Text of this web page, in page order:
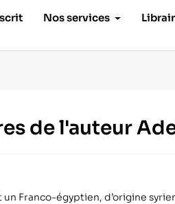
Nos services
de l'auteur
un Franco-égyptien, d’origine